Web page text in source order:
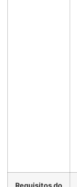
Requisitos do